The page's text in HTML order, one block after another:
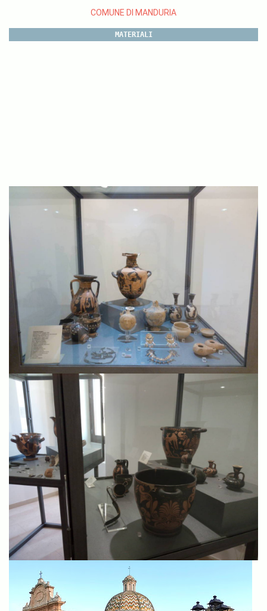
COMUNE DI MANDURIA
MATERIALI